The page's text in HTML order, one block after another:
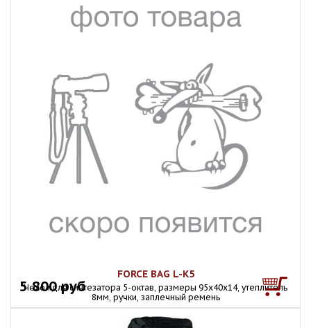
FORCE BAG L-K5
Чехол для синтезатора 5-октав, размеры 95x40x14, утеплитель
8мм, ручки, заплечный ремень
5 800 руб